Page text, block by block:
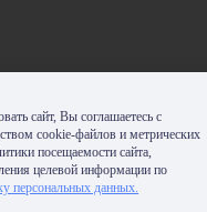
сайт, Вы соглашаетесь с
cookie-файлов и метрических
посещаемости сайта,
целевой информации по
персональных данных.